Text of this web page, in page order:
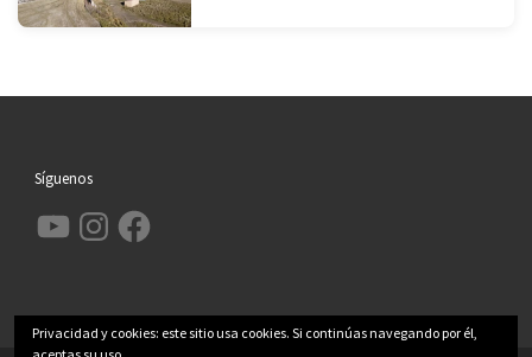
Síguenos
YouTube InstagramFacebook
Privacidad y cookies: este sitio usa cookies. Si continúas navegando por él,